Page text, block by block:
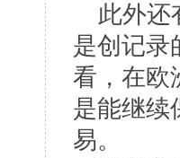
此外还
是创记录
看，在欧
是能继续
易。